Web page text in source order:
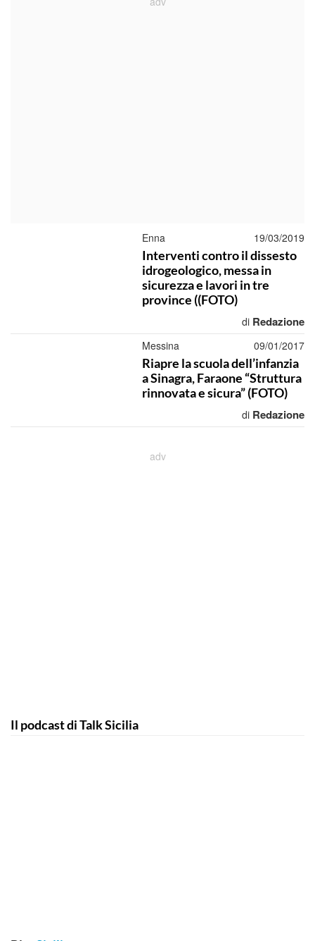
Enna 19/03/2019
Interventi contro il dissesto
idrogeologico, messa in
sicurezza e lavori in tre
province ((FOTO)
di Redazione
Messina 09/01/2017
Riapre la scuola dell’infanzia
a Sinagra, Faraone “Struttura
rinnovata e sicura” (FOTO)
di Redazione
Il podcast di Talk Sicilia